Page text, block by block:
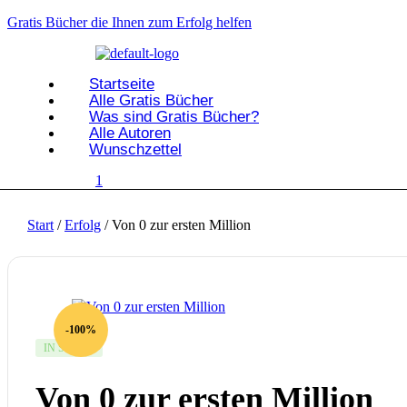
Gratis Bücher die Ihnen zum Erfolg helfen
Startseite
Alle Gratis Bücher
Was sind Gratis Bücher?
Alle Autoren
Wunschzettel
1
Start /Erfolg / Von 0 zur ersten Million
-100%
AVAILABILITY:
IN STOCK
Von 0 zur ersten Million